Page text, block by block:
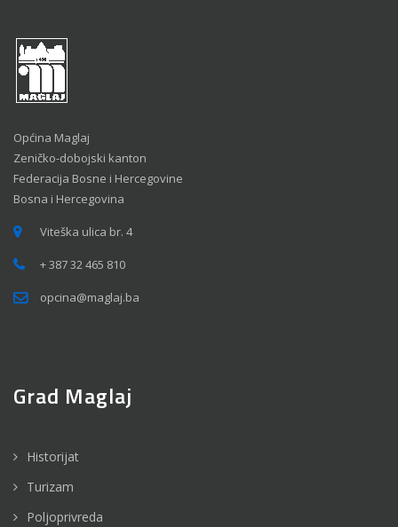
Općina Maglaj
Zeničko-dobojski kanton
Federacija Bosne i Hercegovine
Bosna i Hercegovina
Viteška ulica br. 4
+ 387 32 465 810
opcina@maglaj.ba
Grad Maglaj
Historijat
Turizam
Poljoprivreda